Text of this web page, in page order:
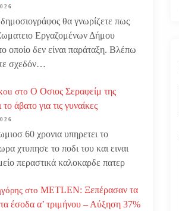
θα γνωρίζετε πως
Εργαζομένων Δήμου
οποίο δεν είναι παράταξη. Βλέπω
σχεδόν…
στο Ο Οσιος Σεραφείμ της
άβατο για τις γυναίκες
60 χρονια υπηρετει το
χτυπησε το ποδι του και ειναι
περαστικά καλοκαρδε πατερ
στο METLEN: Ξεπέρασαν τα
έσοδα α’ τριμήνου – Αύξηση 37%